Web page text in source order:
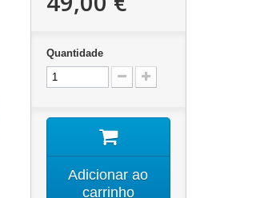
Quantidade
Adicionar ao
carrinho